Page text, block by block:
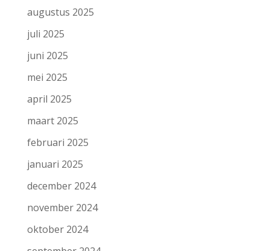
augustus 2025
juli 2025
juni 2025
mei 2025
april 2025
maart 2025
februari 2025
januari 2025
december 2024
november 2024
oktober 2024